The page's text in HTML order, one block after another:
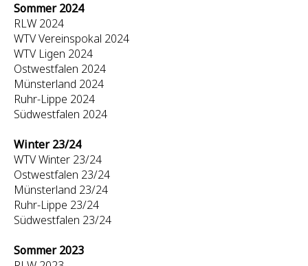
Sommer 2024
RLW 2024
WTV Vereinspokal 2024
WTV Ligen 2024
Ostwestfalen 2024
Münsterland 2024
Ruhr-Lippe 2024
Südwestfalen 2024
Winter 23/24
WTV Winter 23/24
Ostwestfalen 23/24
Münsterland 23/24
Ruhr-Lippe 23/24
Südwestfalen 23/24
Sommer 2023